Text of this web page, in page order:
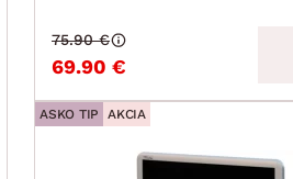
69.90 €
75.90 €
ASKO TIP AKCIA